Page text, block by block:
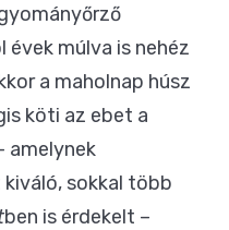
évek múlva is nehéz
a maholnap húsz
köti az ebet a
amelynek
sokkal több
ben is érdekelt –